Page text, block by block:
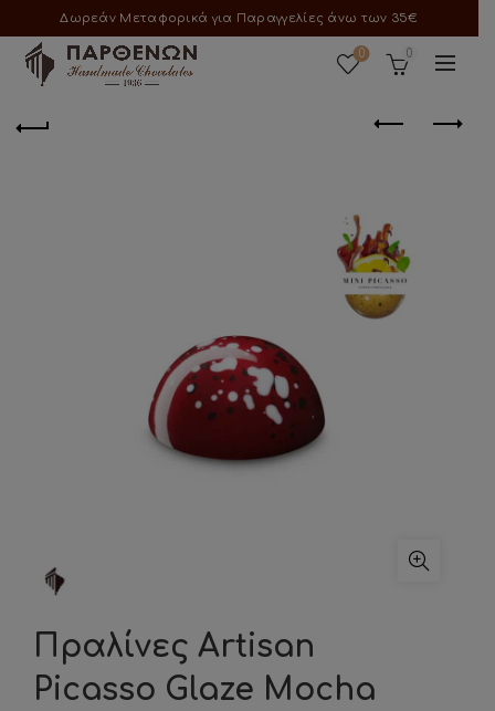
Δωρεάν Μεταφορικά για Παραγγελίες άνω των 35€
0 0
Πραλίνες Artisan
Picasso Glaze Mocha